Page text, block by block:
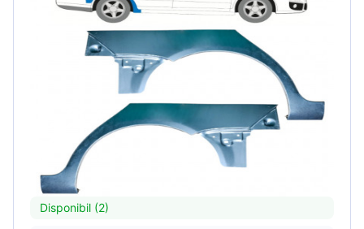
Disponibil (2)